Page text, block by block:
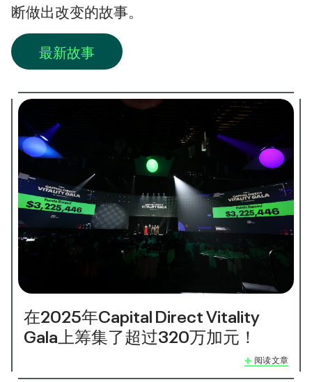
断做出改变的故事。
最新故事
在2025年Capital Direct Vitality
Gala上筹集了超过320万加元！
阅读文章